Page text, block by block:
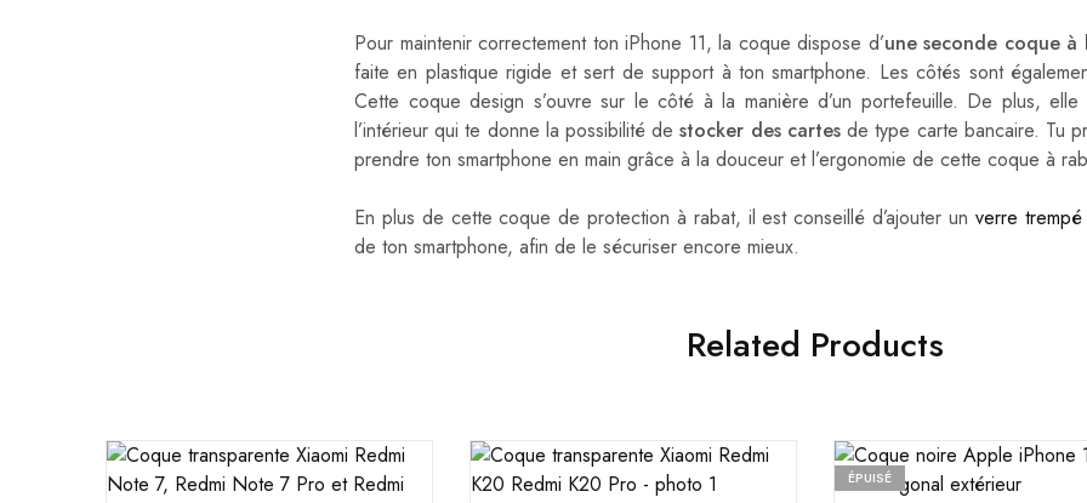
Pour maintenir correctement ton iPhone 11, la coque dispose d’une seconde coque à
faite en plastique rigide et sert de support à ton smartphone. Les côtés sont
Cette coque design s’ouvre sur le côté à la manière d’un portefeuille. De plus,
l’intérieur qui te donne la possibilité destocker des cartesde type carte bancaire. Tu
prendre ton smartphone en main grâce à la douceur et l’ergonomie de cette coque à
En plus de cette coque de protection à rabat, il est conseillé d’ajouter un verre trempé
de ton smartphone, afin de le sécuriser encore mieux.
Related Products
ÉPUISÉ